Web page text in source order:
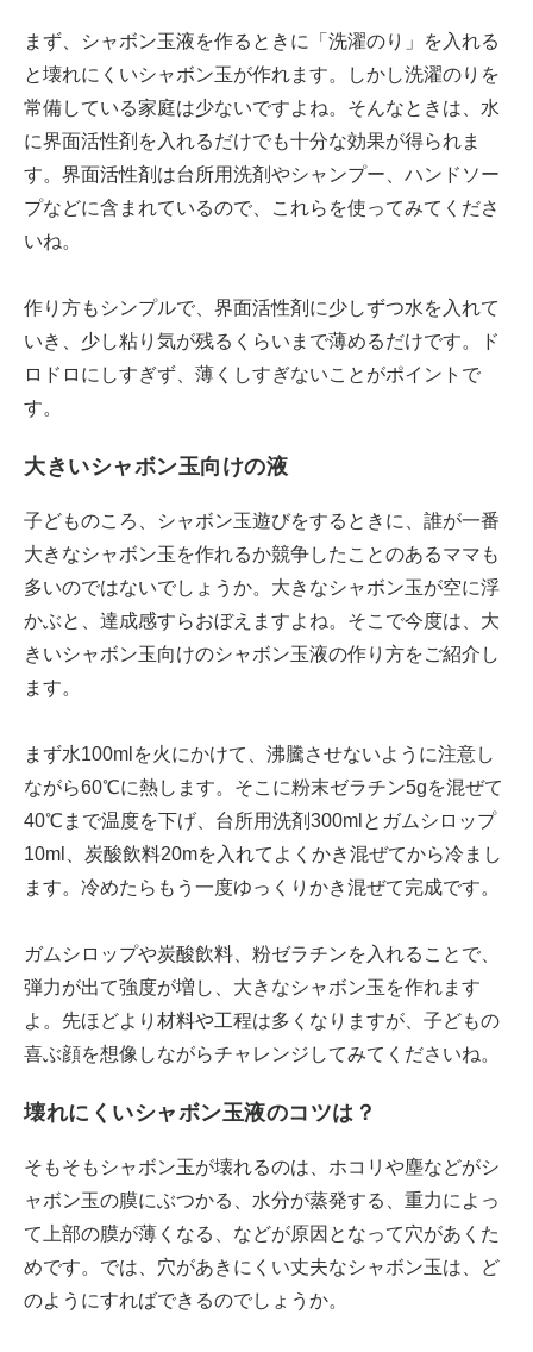
まず、シャボン玉液を作るときに「洗濯のり」を入れる
と壊れにくいシャボン玉が作れます。しかし洗濯のりを
常備している家庭は少ないですよね。そんなときは、水
に界面活性剤を入れるだけでも十分な効果が得られま
す。界面活性剤は台所用洗剤やシャンプー、ハンドソー
プなどに含まれているので、これらを使ってみてくださ
いね。
作り方もシンプルで、界面活性剤に少しずつ水を入れて
いき、少し粘り気が残るくらいまで薄めるだけです。ド
ロドロにしすぎず、薄くしすぎないことがポイントで
す。
大きいシャボン玉向けの液
子どものころ、シャボン玉遊びをするときに、誰が一番
大きなシャボン玉を作れるか競争したことのあるママも
多いのではないでしょうか。大きなシャボン玉が空に浮
かぶと、達成感すらおぼえますよね。そこで今度は、大
きいシャボン玉向けのシャボン玉液の作り方をご紹介し
ます。
まず水100mlを火にかけて、沸騰させないように注意し
ながら60℃に熱します。そこに粉末ゼラチン5gを混ぜて
40℃まで温度を下げ、台所用洗剤300mlとガムシロップ
10ml、炭酸飲料20mを入れてよくかき混ぜてから冷まし
ます。冷めたらもう一度ゆっくりかき混ぜて完成です。
ガムシロップや炭酸飲料、粉ゼラチンを入れることで、
弾力が出て強度が増し、大きなシャボン玉を作れます
よ。先ほどより材料や工程は多くなりますが、子どもの
喜ぶ顔を想像しながらチャレンジしてみてくださいね。
壊れにくいシャボン玉液のコツは？
そもそもシャボン玉が壊れるのは、ホコリや塵などがシ
ャボン玉の膜にぶつかる、水分が蒸発する、重力によっ
て上部の膜が薄くなる、などが原因となって穴があくた
めです。では、穴があきにくい丈夫なシャボン玉は、ど
のようにすればできるのでしょうか。